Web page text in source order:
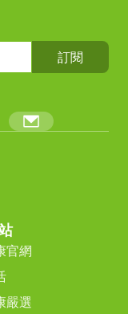
訂閱
官網
嚴選